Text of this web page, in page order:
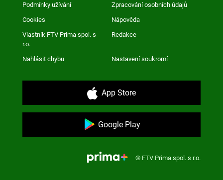
Podmínky užívání Zpracování osobních údajů
Cookies Nápověda
Vlastník FTV Prima spol. s
r.o.
Redakce
Nahlásit chybu Nastavení soukromí
App Store
Google Play
© FTV Prima spol. s r.o.